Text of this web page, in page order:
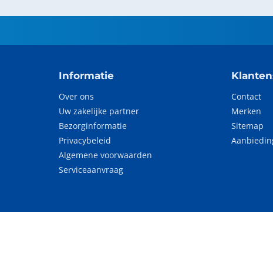
Informatie
Over ons
Uw zakelijke partner
Bezorginformatie
Privacybeleid
Algemene voorwaarden
Serviceaanvraag
Contact
Merken
Sitemap